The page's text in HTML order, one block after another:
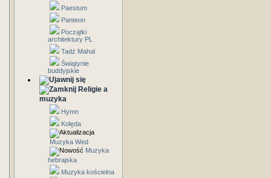
Paestum
Panteon
Początki
architektury PL
Tadż Mahal
Świątynie
buddyjskie
Religie a
muzyka
Hymn
Kolęda
Muzyka Wed
Muzyka
hebrajska
Muzyka kościelna